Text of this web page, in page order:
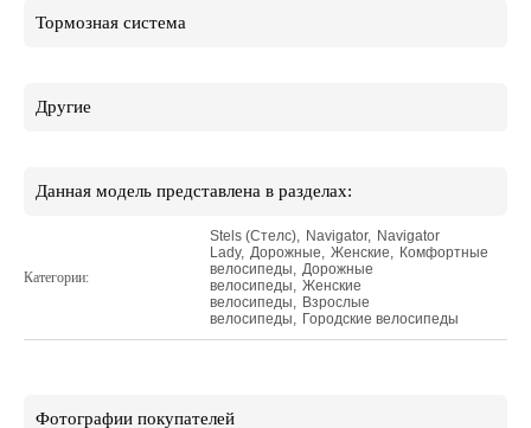
Тормозная система
Другие
Данная модель представлена в разделах:
Категории:
Stels (Стелс), Navigator, Navigator
Lady, Дорожные, Женские, Комфортные
велосипеды, Дорожные
велосипеды, Женские
велосипеды, Взрослые
велосипеды, Городские велосипеды
Фотографии покупателей